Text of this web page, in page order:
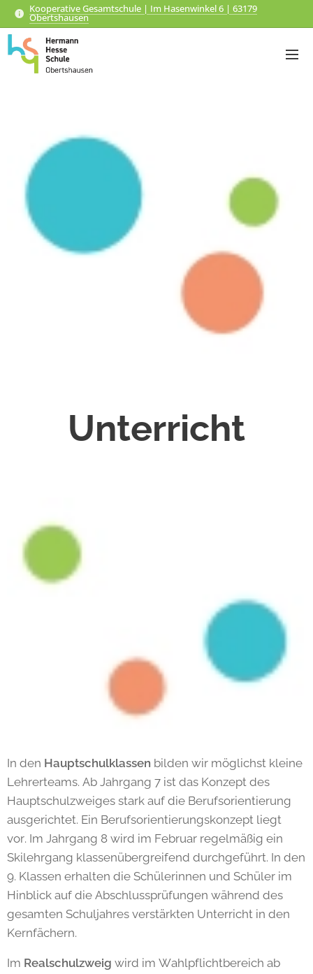
Kooperative Gesamtschule | Im Hasenwinkel 6 | 63179
Obertshausen
Unterricht
In den Hauptschulklassen bilden wir möglichst kleine
Lehrerteams. Ab Jahrgang 7 ist das Konzept des
Hauptschulzweiges stark auf die Berufsorientierung
ausgerichtet. Ein Berufsorientierungskonzept liegt
vor. Im Jahrgang 8 wird im Februar regelmäßig ein
Skilehrgang klassenübergreifend durchgeführt. In den
9. Klassen erhalten die Schülerinnen und Schüler im
Hinblick auf die Abschlussprüfungen während des
gesamten Schuljahres verstärkten Unterricht in den
Kernfächern.
Im Realschulzweig wird im Wahlpflichtbereich ab